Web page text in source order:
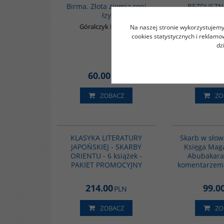
Birma. Złota ziemia roni
łzy
Góralczyk Bogdan
60.00
ZOBACZ
Helawy
KLASYKA LITERATURY
JAPOŃSKIEJ - SKARBY
ORIENTU - 6 książek -
PAKIET PROMOCYJNY
214.00PLN
ZOBACZ
Skarb w
Księga
Na naszej stronie
cookies statystycznych i